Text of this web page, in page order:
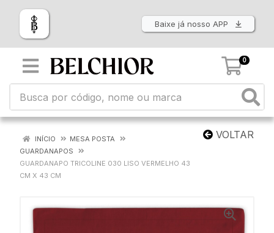
Baixe já nosso APP
0
VOLTAR
INÍCIO
MESA POSTA
GUARDANAPOS
GUARDANAPO TRICOLINE 030 LISO VERMELHO 43
CM X 43 CM